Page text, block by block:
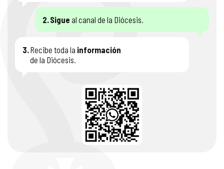
2.Sigue al canal de la Diócesis.
3.Recibe toda la información
de la Diócesis.